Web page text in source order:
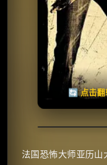
🔄 点击翻
天天领红包
法国恐怖大师亚历山